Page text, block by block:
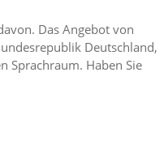
Das Angebot von
Deutschland,
Sprachraum. Haben Sie